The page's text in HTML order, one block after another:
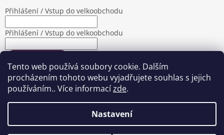
Tento web používá soubory cookie. Dalším
procházením tohoto webu vyjadřujete souhlas s jejich
používáním.. Více informacízde.
Nastavení
Přihlášení / Vstup do velkoobchodu
Přihlášení / Vstup do velkoobchodu
Nová registrace Zapomenuté heslo
Vytvořil Shoptet|Upravila Shopea.cz